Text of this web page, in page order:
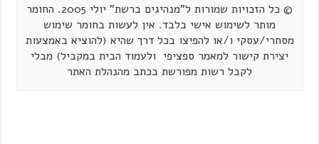
© כל הזכויות שמורות ל"מנהיגים ברשת" יולי 2005. החומר
מותר לשימוש אישי בלבד. אין לעשות בחומר שימוש
מסחרי/עסקי ו/או להפיצו בכל דרך שהיא (להוציא באמצעות
יצירת קישור למאמר ספציפי ולעמוד הבית במקביל) מבלי
לקבל רשות מפורשת בכתב מהנהלת האתר